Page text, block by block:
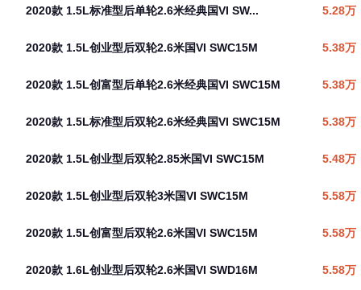
2020款 1.5L标准型后单轮2.6米经典国VI SW... 5.28万
2020款 1.5L创业型后双轮2.6米国VI SWC15M 5.38万
2020款 1.5L创富型后单轮2.6米经典国VI SWC15M 5.38万
2020款 1.5L标准型后双轮2.6米经典国VI SWC15M 5.38万
2020款 1.5L创业型后双轮2.85米国VI SWC15M 5.48万
2020款 1.5L创业型后双轮3米国VI SWC15M 5.58万
2020款 1.5L创富型后双轮2.6米国VI SWC15M 5.58万
2020款 1.6L创业型后双轮2.6米国VI SWD16M 5.58万